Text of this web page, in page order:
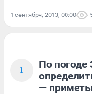
1 сентября, 2013, 00:00
1
По погоде
—